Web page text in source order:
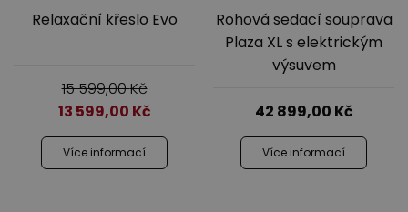
Relaxační křeslo Evo
15 599,00Kč
13 599,00 Kč
Více informací
Rohová sedací souprava
Plaza XL s elektrickým
výsuvem
42 899,00 Kč
Více informací